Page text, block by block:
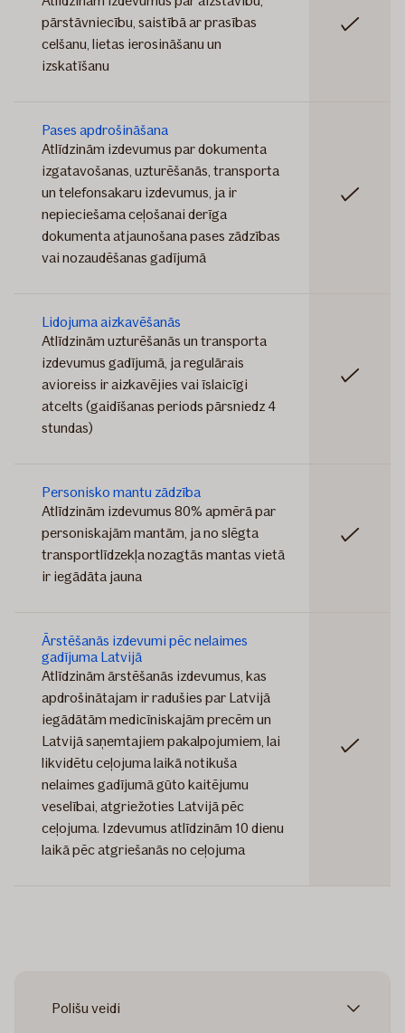
pārstāvniecību, saistībā ar prasības
celšanu, lietas ierosināšanu un
izskatīšanu
Iekļauts
Pases apdrošināšana
Atlīdzinām izdevumus par dokumenta
izgatavošanas, uzturēšanās, transporta
un telefonsakaru izdevumus, ja ir
nepieciešama ceļošanai derīga
dokumenta atjaunošana pases zādzības
vai nozaudēšanas gadījumā
Iekļauts
Lidojuma aizkavēšanās
Atlīdzinām uzturēšanās un transporta
izdevumus gadījumā, ja regulārais
avioreiss ir aizkavējies vai īslaicīgi
atcelts (gaidīšanas periods pārsniedz 4
stundas)
Iekļauts
Personisko mantu zādzība
Atlīdzinām izdevumus 80% apmērā par
personiskajām mantām, ja no slēgta
transportlīdzekļa nozagtās mantas vietā
ir iegādāta jauna
Iekļauts
Ārstēšanās izdevumi pēc nelaimes
gadījuma Latvijā
Atlīdzinām ārstēšanās izdevumus, kas
apdrošinātajam ir radušies par Latvijā
iegādātām medicīniskajām precēm un
Latvijā saņemtajiem pakalpojumiem, lai
likvidētu ceļojuma laikā notikuša
nelaimes gadījumā gūto kaitējumu
veselībai, atgriežoties Latvijā pēc
ceļojuma. Izdevumus atlīdzinām 10 dienu
laikā pēc atgriešanās no ceļojuma
Iekļauts
Polišu veidi